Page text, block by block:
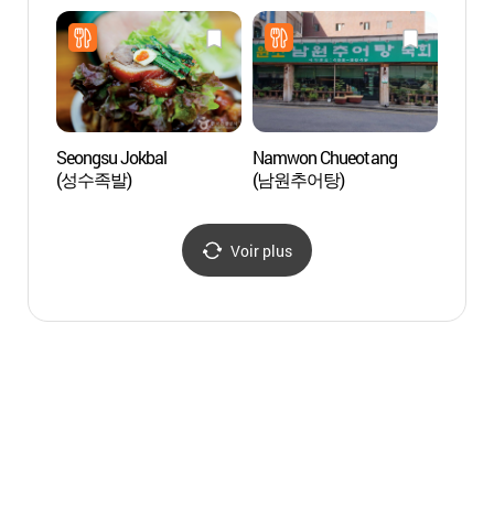
Seongsu Jokbal
(성수족발)
Namwon Chueotang
(남원추어탕)
Voir plus